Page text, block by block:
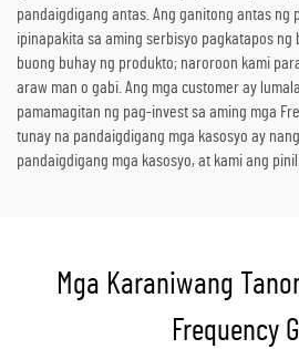
pandaigdigang antas. Ang ganitong antas ng
ipinapakita sa aming serbisyo pagkatapos ng
buong buhay ng produkto; naroroon kami
araw man o gabi. Ang mga customer ay
pamamagitan ng pag-invest sa aming mga
tunay na pandaigdigang mga kasosyo ay
pandaigdigang mga kasosyo, at kami ang
Mga Karaniwang
Frequency